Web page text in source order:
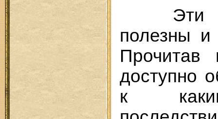
Эти
полезны и
Прочитав
доступно
к